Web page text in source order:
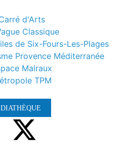
d'Arts
Classique
de Six-Fours-Les-Plages
Provence Méditerranée
Malraux
TPM